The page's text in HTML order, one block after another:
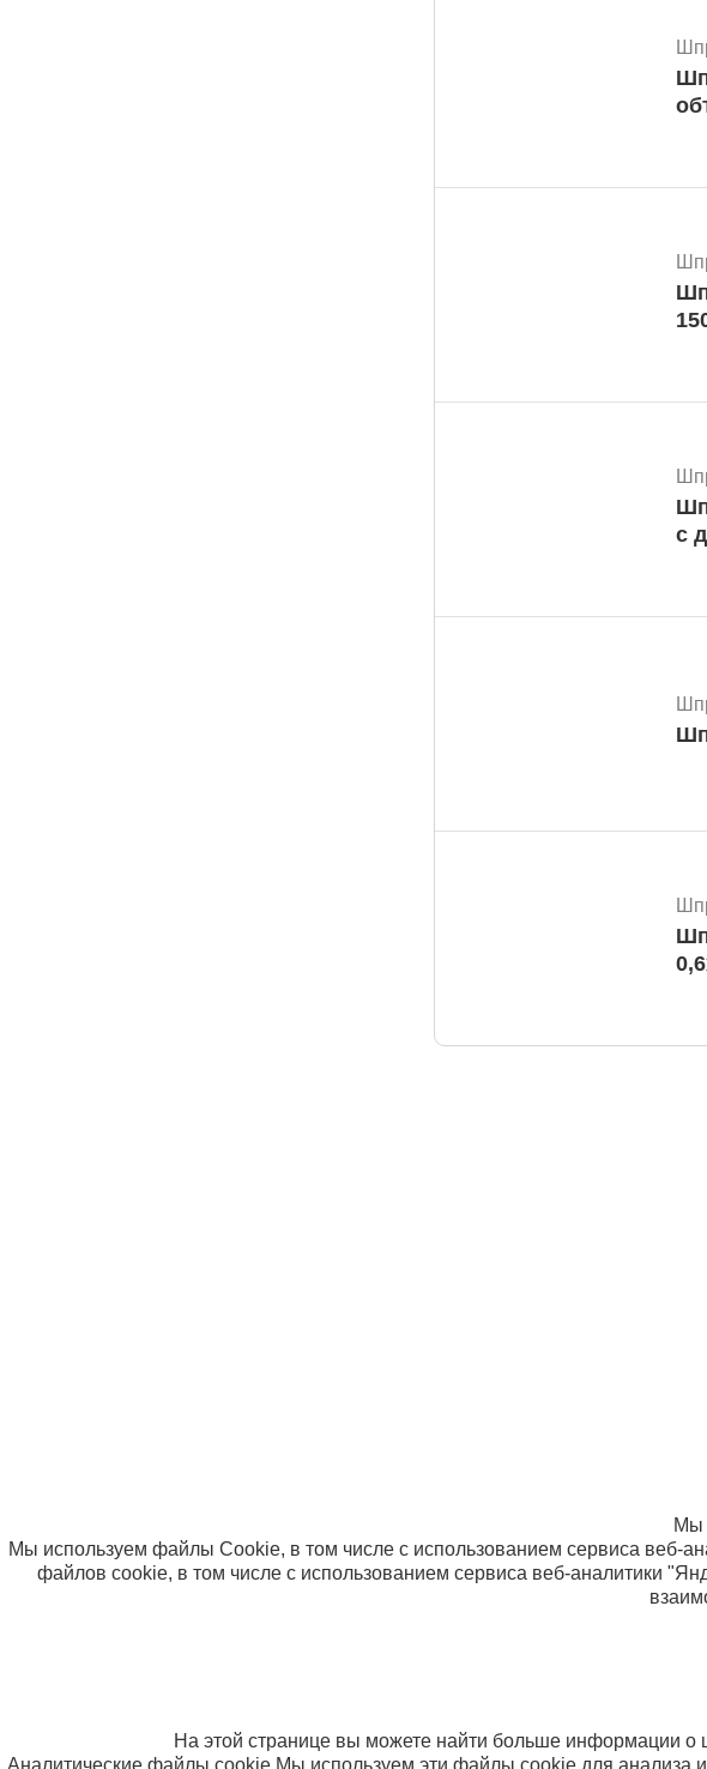
с
Мы
Мы используем файлы Cookie, в том числе с использованием сервиса веб-
файлов cookie, в том числе с использованием сервиса веб-аналитики
На этой странице вы можете найти больше информации о